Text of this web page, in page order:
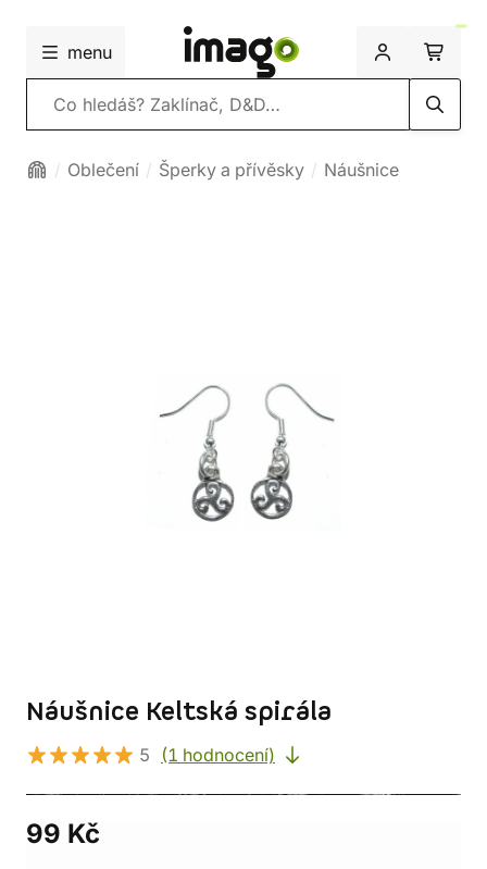
menu
Vyhledávání
Oblečení Šperky a přívěsky Náušnice
Náušnice Keltská spirála
5 (1 hodnocení)
99 Kč